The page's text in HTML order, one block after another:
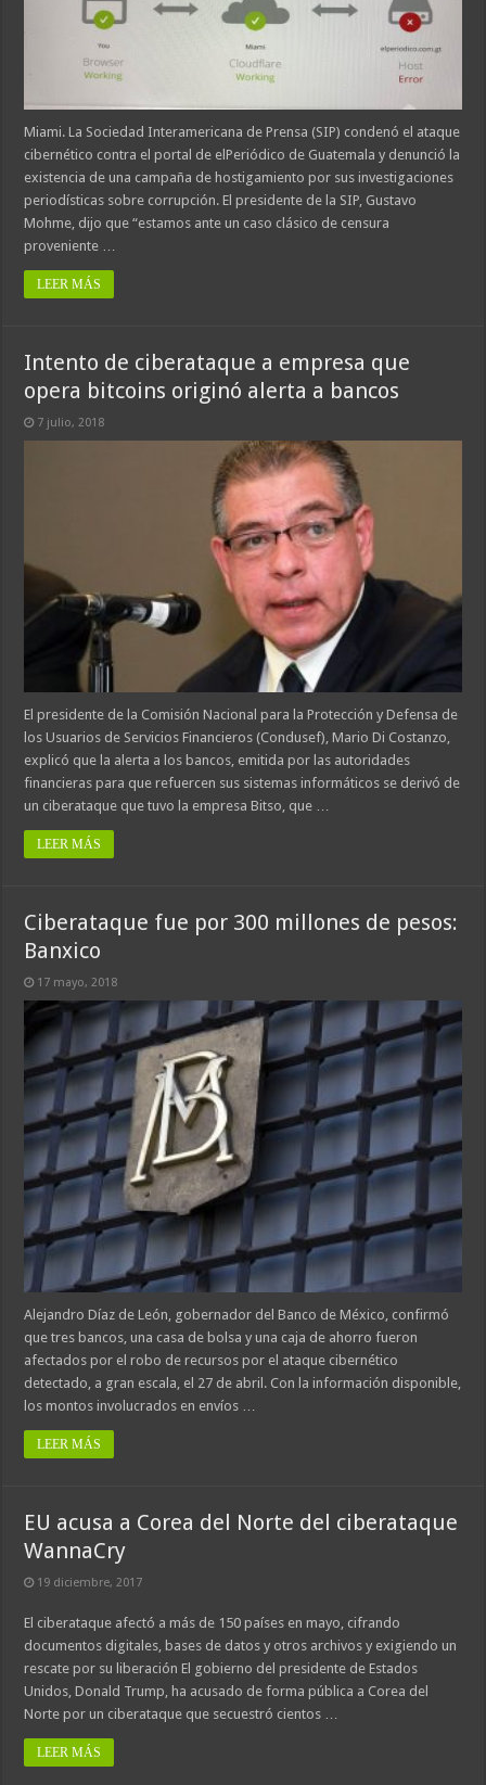
Miami. La Sociedad Interamericana de Prensa (SIP) condenó el ataque
cibernético contra el portal de elPeriódico de Guatemala y denunció la
existencia de una campaña de hostigamiento por sus investigaciones
periodísticas sobre corrupción. El presidente de la SIP, Gustavo
Mohme, dijo que “estamos ante un caso clásico de censura
proveniente …
LEER MÁS
Intento de ciberataque a empresa que
opera bitcoins originó alerta a bancos
7 julio, 2018
El presidente de la Comisión Nacional para la Protección y Defensa de
los Usuarios de Servicios Financieros (Condusef), Mario Di Costanzo,
explicó que la alerta a los bancos, emitida por las autoridades
financieras para que refuercen sus sistemas informáticos se derivó de
un ciberataque que tuvo la empresa Bitso, que …
LEER MÁS
Ciberataque fue por 300 millones de pesos:
Banxico
17 mayo, 2018
Alejandro Díaz de León, gobernador del Banco de México, confirmó
que tres bancos, una casa de bolsa y una caja de ahorro fueron
afectados por el robo de recursos por el ataque cibernético
detectado, a gran escala, el 27 de abril. Con la información disponible,
los montos involucrados en envíos …
LEER MÁS
EU acusa a Corea del Norte del ciberataque
WannaCry
19 diciembre, 2017
El ciberataque afectó a más de 150 países en mayo, cifrando
documentos digitales, bases de datos y otros archivos y exigiendo un
rescate por su liberación El gobierno del presidente de Estados
Unidos, Donald Trump, ha acusado de forma pública a Corea del
Norte por un ciberataque que secuestró cientos …
LEER MÁS